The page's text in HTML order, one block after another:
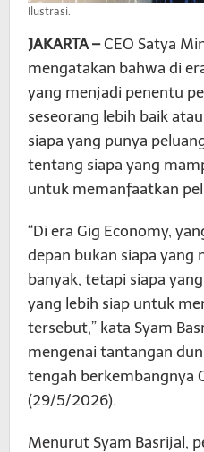
Ilustrasi.
JAKARTA –CEO Satya
mengatakan bahwa di
yang menjadi penentu
seseorang lebih baik
siapa yang punya
tentang siapa yang
untuk memanfaatkan
“Di era Gig Economy,
depan bukan siapa yang
banyak, tetapi siapa
yang lebih siap untuk
tersebut,” kata Syam
mengenai tantangan
tengah berkembangnya
(29/5/2026).
Menurut Syam Basrijal,